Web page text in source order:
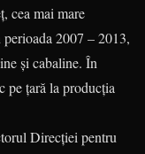
cea mai mare
2007 – 2013,
și cabaline. În
pe țară la producția
Direcției pentru